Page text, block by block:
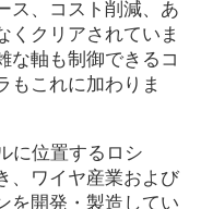
ス、コスト削減、あ
くクリアされていま
な軸も制御できるコ
もこれに加わりま
に位置するロシ
、ワイヤ産業および
を開発・製造してい